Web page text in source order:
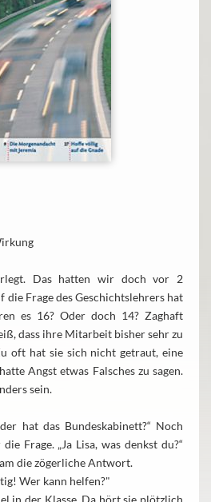
Das hatten wir doch vor 2
die Frage des Geschichtslehrers hat
es 16? Oder doch 14? Zaghaft
dass ihre Mitarbeit bisher sehr zu
oft hat sie sich nicht getraut, eine
Angst etwas Falsches zu sagen.
sein.
hat das Bundeskabinett?“ Noch
Frage. „Ja Lisa, was denkst du?“
die zögerliche Antwort.
Wer kann helfen?"